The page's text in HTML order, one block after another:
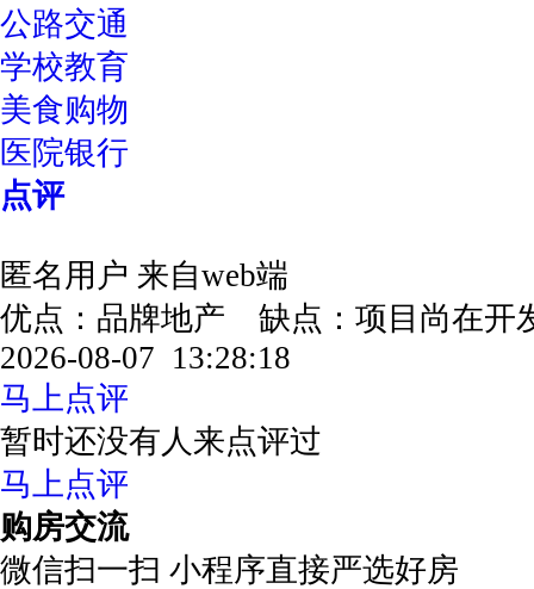
公路交通
学校教育
美食购物
医院银行
点评
匿名用户 来自web端
优点：品牌地产 缺点：项目尚在
2026-08-07 13:28:18
马上点评
暂时还没有人来点评过
马上点评
购房交流
微信扫一扫 小程序直接严选好房